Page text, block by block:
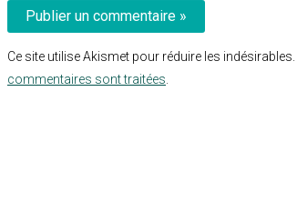
Ce site utilise Akismet pour réduire les indésirables.
commentaires sont traitées